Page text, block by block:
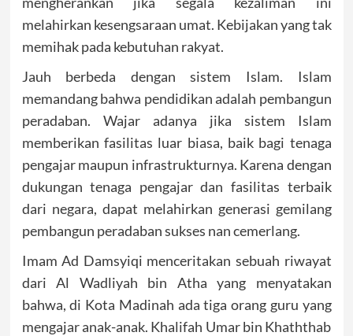
melahirkan kesengsaraan umat. Kebijakan yang tak
memihak pada kebutuhan rakyat.
Jauh berbeda dengan sistem Islam. Islam
memandang bahwa pendidikan adalah pembangun
peradaban. Wajar adanya jika sistem Islam
memberikan fasilitas luar biasa, baik bagi tenaga
pengajar maupun infrastrukturnya. Karena dengan
dukungan tenaga pengajar dan fasilitas terbaik
dari negara, dapat melahirkan generasi gemilang
pembangun peradaban sukses nan cemerlang.
Imam Ad Damsyiqi menceritakan sebuah riwayat
dari Al Wadliyah bin Atha yang menyatakan
bahwa, di Kota Madinah ada tiga orang guru yang
mengajar anak-anak. Khalifah Umar bin Khaththab